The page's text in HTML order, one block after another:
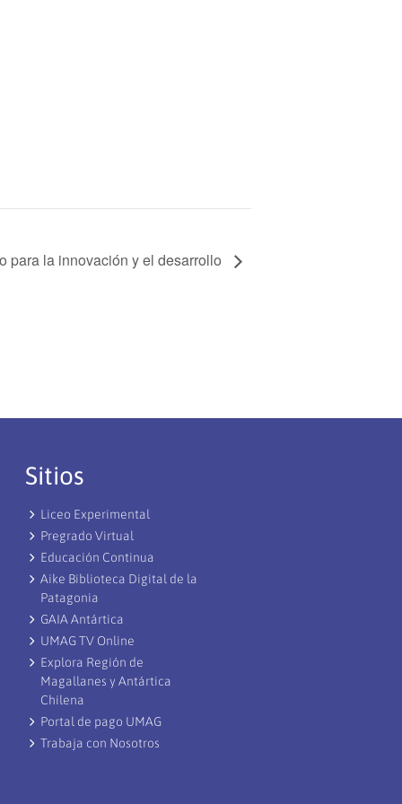
para la innovación y el desarrollo
Sitios
Liceo Experimental
Pregrado Virtual
Educación Continua
Aike Biblioteca Digital de la
Patagonia
GAIA Antártica
UMAG TV Online
Explora Región de
Magallanes y Antártica
Chilena
Portal de pago UMAG
Trabaja con Nosotros